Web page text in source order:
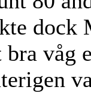
dock
våg